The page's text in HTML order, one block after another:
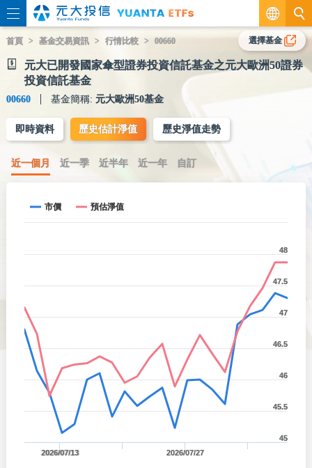
繁
EN
首頁 基金交易資訊 行情比較 00660
元大已開發國家傘型證券投資信託基金之元大歐洲50證券
投資信託基金
00660 基金簡稱: 元大歐洲50基金
選擇基金
即時資料 歷史估計淨值 歷史淨值走勢
近一個月 近一季 近半年 近一年 自訂
市價 預估淨值
2026/07/13 2026/07/27
45
45.5
46
46.5
47
47.5
48